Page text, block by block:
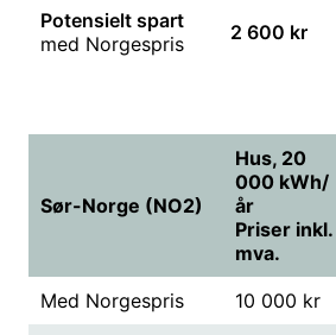
Potensielt spart
med Norgespris
2 600 kr
Sør-Norge (NO2)
Hus, 20
000 kWh/
år
Priser inkl.
mva.
Med Norgespris 10 000 kr